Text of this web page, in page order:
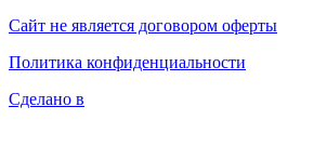
Сайт не является договором оферты
Политика конфиденциальности
Сделано в